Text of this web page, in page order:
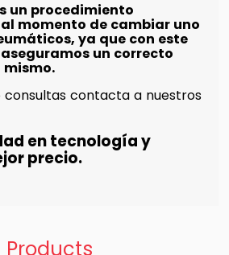
un procedimiento
momento de cambiar uno
ya que con este
un correcto
mismo.
consultas contacta a nuestros
en tecnología y
precio.
Products